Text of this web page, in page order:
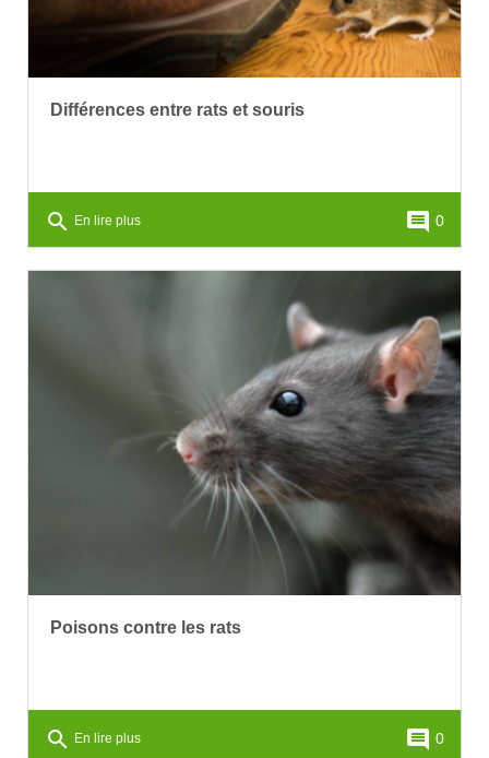
Différences entre rats et souris
search En lire plus comment 0
Poisons contre les rats
search En lire plus comment 0